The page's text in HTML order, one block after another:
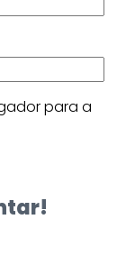
para a